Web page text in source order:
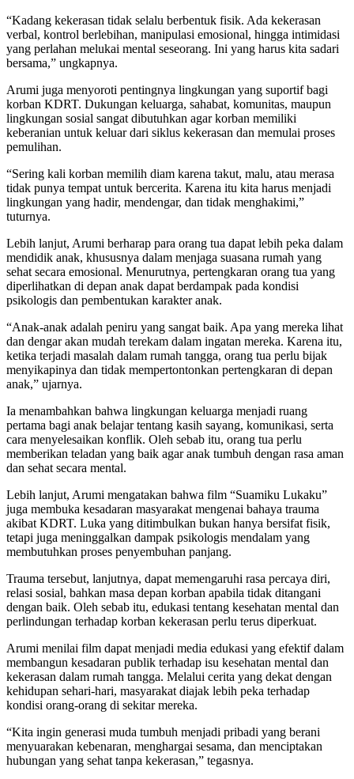
“Kadang kekerasan tidak selalu berbentuk fisik. Ada kekerasan
verbal, kontrol berlebihan, manipulasi emosional, hingga intimidasi
yang perlahan melukai mental seseorang. Ini yang harus kita sadari
bersama,” ungkapnya.
Arumi juga menyoroti pentingnya lingkungan yang suportif bagi
korban KDRT. Dukungan keluarga, sahabat, komunitas, maupun
lingkungan sosial sangat dibutuhkan agar korban memiliki
keberanian untuk keluar dari siklus kekerasan dan memulai proses
pemulihan.
“Sering kali korban memilih diam karena takut, malu, atau merasa
tidak punya tempat untuk bercerita. Karena itu kita harus menjadi
lingkungan yang hadir, mendengar, dan tidak menghakimi,”
tuturnya.
Lebih lanjut, Arumi berharap para orang tua dapat lebih peka dalam
mendidik anak, khususnya dalam menjaga suasana rumah yang
sehat secara emosional. Menurutnya, pertengkaran orang tua yang
diperlihatkan di depan anak dapat berdampak pada kondisi
psikologis dan pembentukan karakter anak.
“Anak-anak adalah peniru yang sangat baik. Apa yang mereka lihat
dan dengar akan mudah terekam dalam ingatan mereka. Karena itu,
ketika terjadi masalah dalam rumah tangga, orang tua perlu bijak
menyikapinya dan tidak mempertontonkan pertengkaran di depan
anak,” ujarnya.
Ia menambahkan bahwa lingkungan keluarga menjadi ruang
pertama bagi anak belajar tentang kasih sayang, komunikasi, serta
cara menyelesaikan konflik. Oleh sebab itu, orang tua perlu
memberikan teladan yang baik agar anak tumbuh dengan rasa aman
dan sehat secara mental.
Lebih lanjut, Arumi mengatakan bahwa film “Suamiku Lukaku”
juga membuka kesadaran masyarakat mengenai bahaya trauma
akibat KDRT. Luka yang ditimbulkan bukan hanya bersifat fisik,
tetapi juga meninggalkan dampak psikologis mendalam yang
membutuhkan proses penyembuhan panjang.
Trauma tersebut, lanjutnya, dapat memengaruhi rasa percaya diri,
relasi sosial, bahkan masa depan korban apabila tidak ditangani
dengan baik. Oleh sebab itu, edukasi tentang kesehatan mental dan
perlindungan terhadap korban kekerasan perlu terus diperkuat.
Arumi menilai film dapat menjadi media edukasi yang efektif dalam
membangun kesadaran publik terhadap isu kesehatan mental dan
kekerasan dalam rumah tangga. Melalui cerita yang dekat dengan
kehidupan sehari-hari, masyarakat diajak lebih peka terhadap
kondisi orang-orang di sekitar mereka.
“Kita ingin generasi muda tumbuh menjadi pribadi yang berani
menyuarakan kebenaran, menghargai sesama, dan menciptakan
hubungan yang sehat tanpa kekerasan,” tegasnya.